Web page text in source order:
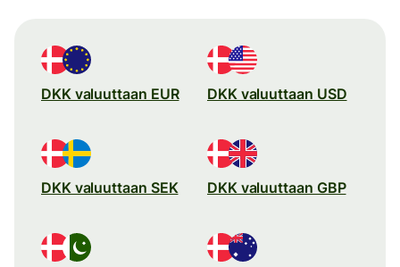
DKK valuuttaan EUR DKK valuuttaan USD
DKK valuuttaan SEK DKK valuuttaan GBP